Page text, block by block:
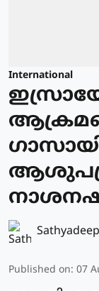
International
Published on: 07